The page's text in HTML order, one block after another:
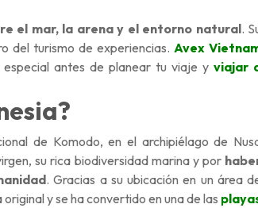
el mar, la arena y el entorno natural.
del turismo de experiencias. Avex
antes de planear tu viaje y viajar
de Komodo, en el archipiélago de
su rica biodiversidad marina y por
. Gracias a su ubicación en un área
y se ha convertido en una de las